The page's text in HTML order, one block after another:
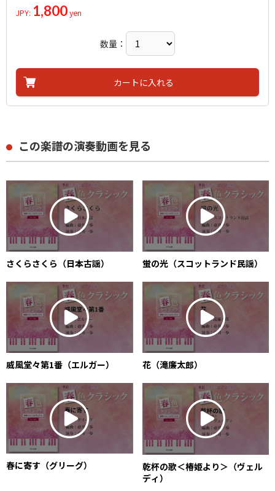
JPY: 1,800yen
数量：
カートに入れる
この楽譜の演奏動画を見る
さくらさくら（日本古謡） 蛍の光（スコットランド民謡）
威風堂々第1番（エルガー） 花（滝廉太郎）
春に寄す（グリーグ）
乾杯の歌＜椿姫より＞（ヴェル
ディ）